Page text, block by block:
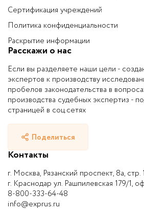
Сертификация учреждений
Политика конфиденциальности
Раскрытие информации
Расскажи о нас
Если вы разделяете наши цели -
экспертов к производству
пробелов законодательства в
производства судебных экспертиз -
страницей в соц.сетях
Поделиться
Контакты
г. Москва, Рязанский проспект, 8а, стр.
г. Краснодар ул. Рашпилевская 179/1,
8-800-333-64-48
info@exprus.ru